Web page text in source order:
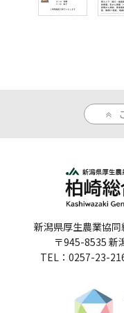
人間ドックのご
反社会的勢力に対
サイトマップ
新潟県厚生農業協
〒945-8535 新
TEL：0257-23-